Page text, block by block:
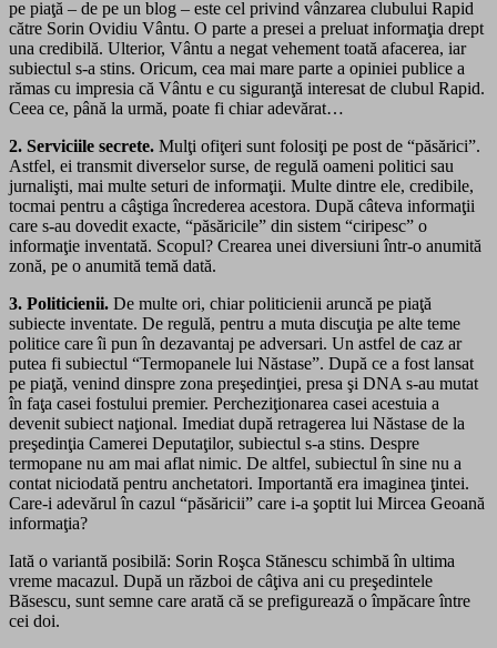
pe piaţă – de pe un blog – este cel privind vânzarea clubului Rapid
către Sorin Ovidiu Vântu. O parte a presei a preluat informaţia drept
una credibilă. Ulterior, Vântu a negat vehement toată afacerea, iar
subiectul s-a stins. Oricum, cea mai mare parte a opiniei publice a
rămas cu impresia că Vântu e cu siguranţă interesat de clubul Rapid.
Ceea ce, până la urmă, poate fi chiar adevărat…
2. Serviciile secrete. Mulţi ofiţeri sunt folosiţi pe post de “păsărici”.
Astfel, ei transmit diverselor surse, de regulă oameni politici sau
jurnalişti, mai multe seturi de informaţii. Multe dintre ele, credibile,
tocmai pentru a câştiga încrederea acestora. După câteva informaţii
care s-au dovedit exacte, “păsăricile” din sistem “ciripesc” o
informaţie inventată. Scopul? Crearea unei diversiuni într-o anumită
zonă, pe o anumită temă dată.
3. Politicienii. De multe ori, chiar politicienii aruncă pe piaţă
subiecte inventate. De regulă, pentru a muta discuţia pe alte teme
politice care îi pun în dezavantaj pe adversari. Un astfel de caz ar
putea fi subiectul “Termopanele lui Năstase”. După ce a fost lansat
pe piaţă, venind dinspre zona preşedinţiei, presa şi DNA s-au mutat
în faţa casei fostului premier. Percheziţionarea casei acestuia a
devenit subiect naţional. Imediat după retragerea lui Năstase de la
preşedinţia Camerei Deputaţilor, subiectul s-a stins. Despre
termopane nu am mai aflat nimic. De altfel, subiectul în sine nu a
contat niciodată pentru anchetatori. Importantă era imaginea ţintei.
Care-i adevărul în cazul “păsăricii” care i-a şoptit lui Mircea Geoană
informaţia?
Iată o variantă posibilă: Sorin Roşca Stănescu schimbă în ultima
vreme macazul. După un război de câţiva ani cu preşedintele
Băsescu, sunt semne care arată că se prefigurează o împăcare între
cei doi.